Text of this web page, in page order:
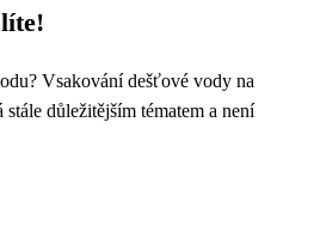
Vsakování dešťové vody na
důležitějším tématem a není